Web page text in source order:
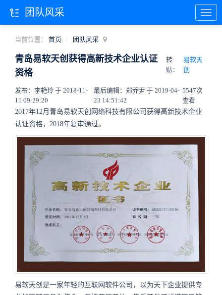
当前位置： 首页 团队风采
青岛易软天创获得高新技术企业认证
资格
转
贴：
易软天
创
发布：李艳玲 于 2018-11-
11 09:29:20
最后编辑：郑乔尹 于 2019-04-
23 14:51:42
5547次
查看
2017年12月青岛易软天创网络科技有限公司获得高新技术企业
认证资格，2018年复审通过。
易软天创是一家年轻的互联网软件公司，以为天下企业提供专
团队风采